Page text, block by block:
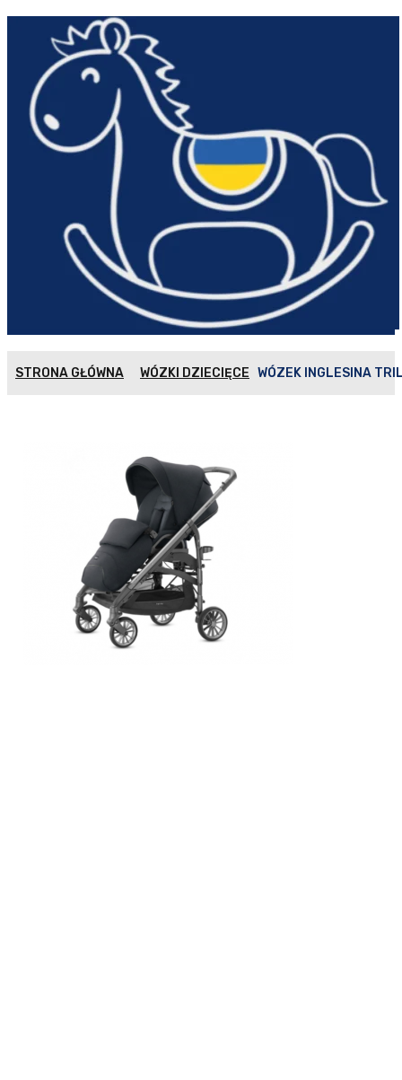
STRONA GŁÓWNA WÓZKI DZIECIĘCE WÓZEK INGLESINA